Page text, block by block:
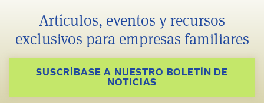
Artículos, eventos y recursos
exclusivos para empresas familiares
SUSCRÍBASE A NUESTRO BOLETÍN DE
NOTICIAS